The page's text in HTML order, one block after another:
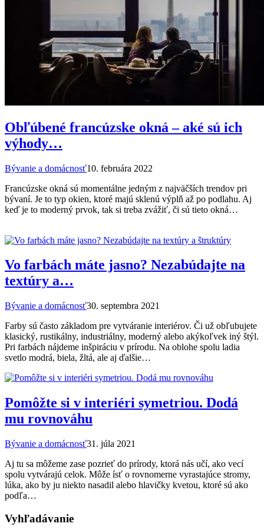
Obľúbené francúzske okná – aké sú ich
výhody…
Bývanie a domácnosť10. februára 2022
Francúzske okná sú momentálne jedným z najväčších trendov pri
bývaní. Je to typ okien, ktoré majú sklenú výplň až po podlahu. Aj
keď je to moderný prvok, tak si treba zvážiť, či sú tieto okná…
Vo farbách máte jasno? Nezabúdajte na
textúry a…
Bývanie a domácnosť30. septembra 2021
Farby sú často základom pre vytváranie interiérov. Či už obľubujete
klasický, rustikálny, industriálny, moderný alebo akýkoľvek iný štýl.
Pri farbách nájdeme inšpiráciu v prírodu. Na oblohe spolu ladia
svetlo modrá, biela, žltá, ale aj ďalšie…
Pomôžte si v interiéri symetriou. Dodá
mu rovnováhu
Bývanie a domácnosť31. júla 2021
Aj tu sa môžeme zase pozrieť do prírody, ktorá nás učí, ako vecí
spolu vytvárajú celok. Môže ísť o rovnomerne vyrastajúce stromy,
lúka, ako by ju niekto nasadil alebo hlavičky kvetou, ktoré sú ako
podľa…
Vyhľadávanie